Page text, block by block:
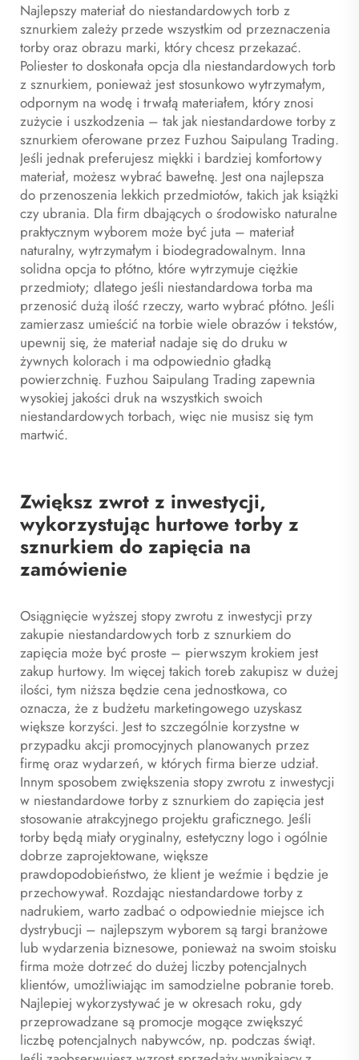
Najlepszy materiał do niestandardowych torb z
sznurkiem zależy przede wszystkim od przeznaczenia
torby oraz obrazu marki, który chcesz przekazać.
Poliester to doskonała opcja dla niestandardowych torb
z sznurkiem, ponieważ jest stosunkowo wytrzymałym,
odpornym na wodę i trwałą materiałem, który znosi
zużycie i uszkodzenia – tak jak niestandardowe torby z
sznurkiem oferowane przez Fuzhou Saipulang Trading.
Jeśli jednak preferujesz miękki i bardziej komfortowy
materiał, możesz wybrać bawełnę. Jest ona najlepsza
do przenoszenia lekkich przedmiotów, takich jak książki
czy ubrania. Dla firm dbających o środowisko naturalne
praktycznym wyborem może być juta – materiał
naturalny, wytrzymałym i biodegradowalnym. Inna
solidna opcja to płótno, które wytrzymuje ciężkie
przedmioty; dlatego jeśli niestandardowa torba ma
przenosić dużą ilość rzeczy, warto wybrać płótno. Jeśli
zamierzasz umieścić na torbie wiele obrazów i tekstów,
upewnij się, że materiał nadaje się do druku w
żywnych kolorach i ma odpowiednio gładką
powierzchnię. Fuzhou Saipulang Trading zapewnia
wysokiej jakości druk na wszystkich swoich
niestandardowych torbach, więc nie musisz się tym
martwić.
Zwiększ zwrot z inwestycji,
wykorzystując hurtowe torby z
sznurkiem do zapięcia na
zamówienie
Osiągnięcie wyższej stopy zwrotu z inwestycji przy
zakupie niestandardowych torb z sznurkiem do
zapięcia może być proste – pierwszym krokiem jest
zakup hurtowy. Im więcej takich toreb zakupisz w dużej
ilości, tym niższa będzie cena jednostkowa, co
oznacza, że z budżetu marketingowego uzyskasz
większe korzyści. Jest to szczególnie korzystne w
przypadku akcji promocyjnych planowanych przez
firmę oraz wydarzeń, w których firma bierze udział.
Innym sposobem zwiększenia stopy zwrotu z inwestycji
w niestandardowe torby z sznurkiem do zapięcia jest
stosowanie atrakcyjnego projektu graficznego. Jeśli
torby będą miały oryginalny, estetyczny logo i ogólnie
dobrze zaprojektowane, większe
prawdopodobieństwo, że klient je weźmie i będzie je
przechowywał. Rozdając niestandardowe torby z
nadrukiem, warto zadbać o odpowiednie miejsce ich
dystrybucji – najlepszym wyborem są targi branżowe
lub wydarzenia biznesowe, ponieważ na swoim stoisku
firma może dotrzeć do dużej liczby potencjalnych
klientów, umożliwiając im samodzielne pobranie toreb.
Najlepiej wykorzystywać je w okresach roku, gdy
przeprowadzane są promocje mogące zwiększyć
liczbę potencjalnych nabywców, np. podczas świąt.